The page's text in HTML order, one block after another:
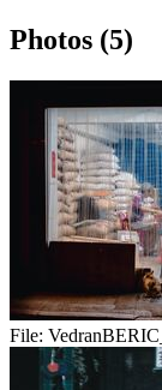
Photos (5)
File: